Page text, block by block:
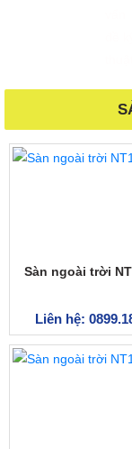
Sàn ngoài trời
Liên hệ: